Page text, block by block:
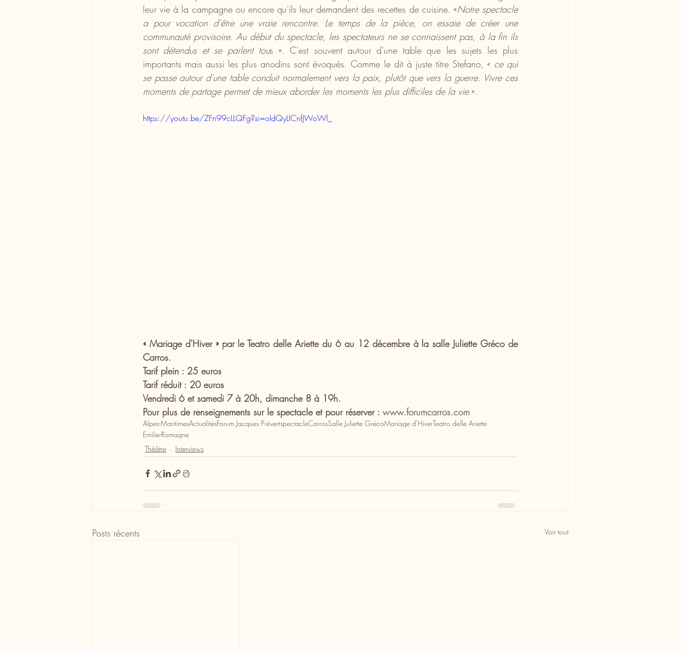
leur vie à la campagne ou encore qu'ils leur demandent des recettes de cuisine. «Notre spectacle
a pour vocation d'être une vraie rencontre. Le temps de la pièce, on essaie de créer une
communauté provisoire. Au début du spectacle, les spectateurs ne se connaissent pas, à la fin ils
sont détendus et se parlent tous ». C'est souvent autour d'une table que les sujets les plus
importants mais aussi les plus anodins sont évoqués. Comme le dit à juste titre Stefano, « ce qui
se passe autour d'une table conduit normalement vers la paix, plutôt que vers la guerre. Vivre ces
moments de partage permet de mieux aborder les moments les plus difficiles de la vie ».
https://youtu.be/ZFn99cLLQFg?si=oIdQyLlCnfJWoWl_
« Mariage d'Hiver » par le Teatro delle Ariette du 6 au 12 décembre à la salle Juliette Gréco de
Carros.
Tarif plein : 25 euros
Tarif réduit : 20 euros
Vendredi 6 et samedi 7 à 20h, dimanche 8 à 19h.
Pour plus de renseignements sur le spectacle et pour réserver : www.forumcarros.com
Alpes-MaritimesActualitésForum Jacques PrévertspectacleCarrosSalle Juliette GrécoMariage d'HiverTeatro delle Ariette
Emilie-Romagne
Théâtre
Interviews
Posts récents Voir tout